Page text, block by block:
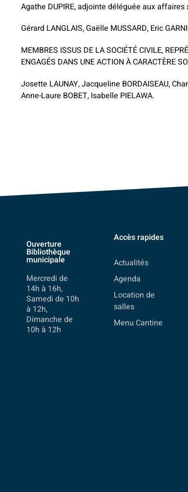
Agathe DUPIRE, adjointe déléguée aux affaires
Gérard LANGLAIS, Gaëlle MUSSARD, Eric
MEMBRES ISSUS DE LA SOCIÉTÉ CIVILE,
ENGAGÉS DANS UNE ACTION À CARACTÈRE
Josette LAUNAY, Jacqueline BORDAISEAU,
Anne-Laure BOBET, Isabelle PIELAWA.
Ouverture
Bibliothèque
municipale
Mercredi de
14h à 16h,
Samedi de 10h
à 12h,
Dimanche de
10h à 12h
Accès rapides
Actualités
Agenda
Location de
salles
Menu Cantine